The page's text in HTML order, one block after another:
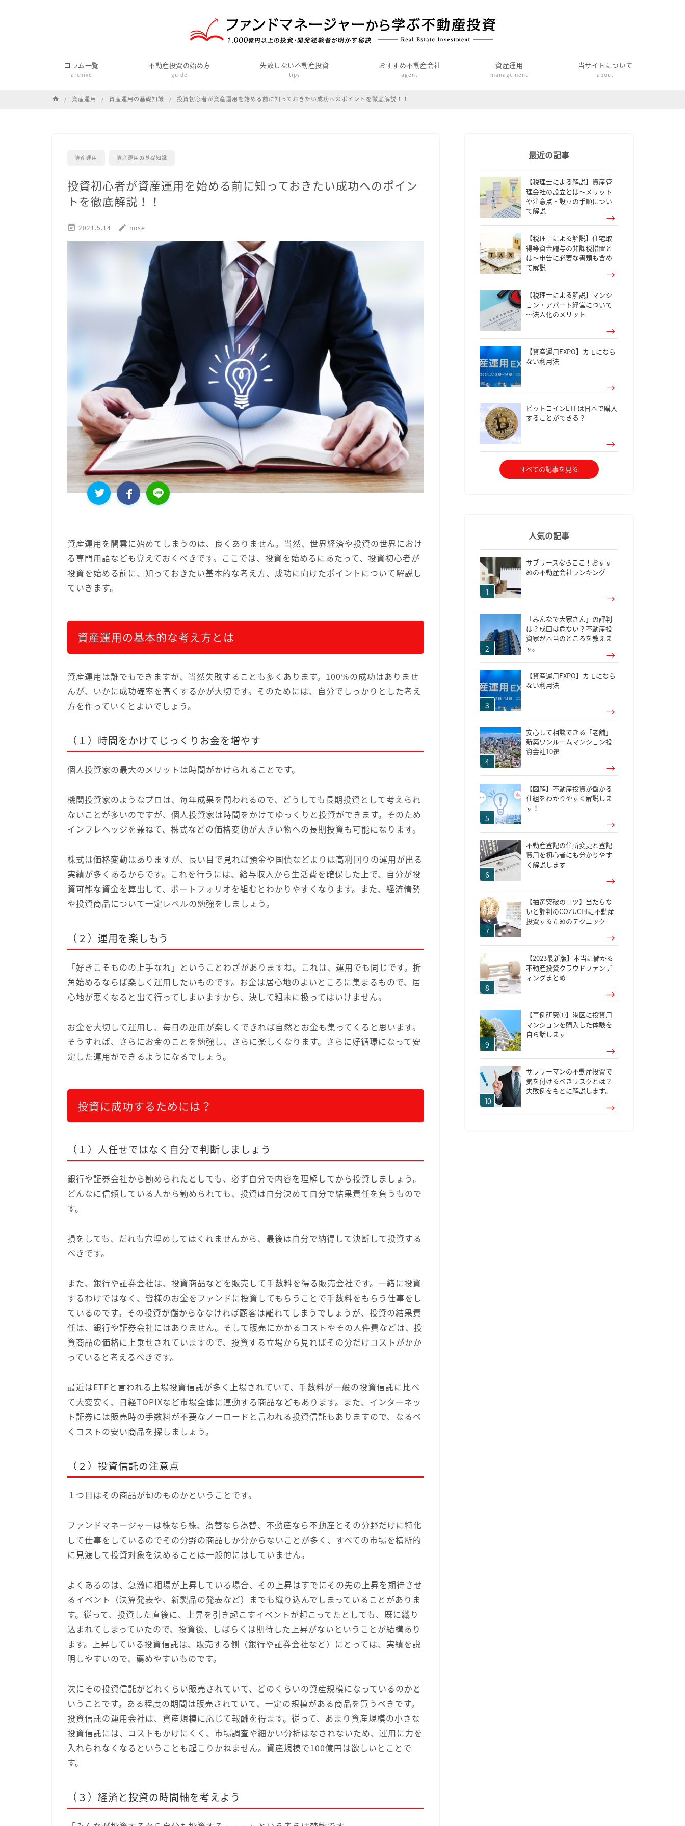
コラム一覧
archive
不動産投資の始め方
guide
失敗しない不動産投資
tips
おすすめ不動産会社
agent
資産運用
management
当サイトについて
about
home 資産運用 資産運用の基礎知識 投資初心者が資産運用を始める前に知っておきたい成功へのポイントを徹底解説！！
資産運用 資産運用の基礎知識
投資初心者が資産運用を始める前に知っておきたい成功へのポイン
トを徹底解説！！
 2021.5.14 edit nose
資産運用を闇雲に始めてしまうのは、良くありません。当然、世界経済や投資の世界におけ
る専門用語なども覚えておくべきです。ここでは、投資を始めるにあたって、投資初心者が
投資を始める前に、知っておきたい基本的な考え方、成功に向けたポイントについて解説し
ていきます。
資産運用の基本的な考え方とは
資産運用は誰でもできますが、当然失敗することも多くあります。100％の成功はありませ
んが、いかに成功確率を高くするかが大切です。そのためには、自分でしっかりとした考え
方を作っていくとよいでしょう。
（１）時間をかけてじっくりお金を増やす
個人投資家の最大のメリットは時間がかけられることです。
機関投資家のようなプロは、毎年成果を問われるので、どうしても長期投資として考えられ
ないことが多いのですが、個人投資家は時間をかけてゆっくりと投資ができます。そのため
インフレヘッジを兼ねて、株式などの価格変動が大きい物への長期投資も可能になります。
株式は価格変動はありますが、長い目で見れば預金や国債などよりは高利回りの運用が出る
実績が多くあるからです。これを行うには、給与収入から生活費を確保した上で、自分が投
資可能な資金を算出して、ポートフォリオを組むとわかりやすくなります。また、経済情勢
や投資商品について一定レベルの勉強をしましょう。
（２）運用を楽しもう
「好きこそものの上手なれ」ということわざがありますね。これは、運用でも同じです。折
角始めるならば楽しく運用したいものです。お金は居心地のよいところに集まるもので、居
心地が悪くなると出て行ってしまいますから、決して粗末に扱ってはいけません。
お金を大切して運用し、毎日の運用が楽しくできれば自然とお金も集ってくると思います。
そうすれば、さらにお金のことを勉強し、さらに楽しくなります。さらに好循環になって安
定した運用ができるようになるでしょう。
投資に成功するためには？
（１）人任せではなく自分で判断しましょう
銀行や証券会社から勧められたとしても、必ず自分で内容を理解してから投資しましょう。
どんなに信頼している人から勧められても、投資は自分決めて自分で結果責任を負うもので
す。
損をしても、だれも穴埋めしてはくれませんから、最後は自分で納得して決断して投資する
べきです。
また、銀行や証券会社は、投資商品などを販売して手数料を得る販売会社です。一緒に投資
するわけではなく、皆様のお金をファンドに投資してもらうことで手数料をもらう仕事をし
ているのです。その投資が儲からななければ顧客は離れてしまうでしょうが、投資の結果責
任は、銀行や証券会社にはありません。そして販売にかかるコストやその人件費などは、投
資商品の価格に上乗せされていますので、投資する立場から見ればその分だけコストがかか
っていると考えるべきです。
最近はETFと言われる上場投資信託が多く上場されていて、手数料が一般の投資信託に比べ
て大変安く、日経TOPIXなど市場全体に連動する商品などもあります。また、インターネッ
ト証券には販売時の手数料が不要なノーロードと言われる投資信託もありますので、なるべ
くコストの安い商品を探しましょう。
（２）投資信託の注意点
１つ目はその商品が旬のものかということです。
ファンドマネージャーは株なら株、為替なら為替、不動産なら不動産とその分野だけに特化
して仕事をしているのでその分野の商品しか分からないことが多く、すべての市場を横断的
に見渡して投資対象を決めることは一般的にはしていません。
よくあるのは、急激に相場が上昇している場合、その上昇はすでにその先の上昇を期待させ
るイベント（決算発表や、新製品の発表など）までも織り込んでしまっていることがありま
す。従って、投資した直後に、上昇を引き起こすイベントが起こってたとしても、既に織り
込まれてしまっていたので、投資後、しばらくは期待した上昇がないということが結構あり
ます。上昇している投資信託は、販売する側（銀行や証券会社など）にとっては、実績を説
明しやすいので、薦めやすいものです。
次にその投資信託がどれくらい販売されていて、どのくらいの資産規模になっているのかと
いうことです。ある程度の期間は販売されていて、一定の規模がある商品を買うべきです。
投資信託の運用会社は、資産規模に応じて報酬を得ます。従って、あまり資産規模の小さな
投資信託には、コストもかけにくく、市場調査や細かい分析はなされないため、運用に力を
入れられなくなるということも起こりかねません。資産規模で100億円は欲しいとことで
す。
（３）経済と投資の時間軸を考えよう
最近の記事
【税理士による解説】資産管
理会社の設立とは～メリット
や注意点・設立の手順につい
て解説
【税理士による解説】住宅取
得等資金贈与の非課税措置と
は～申告に必要な書類も含め
て解説
【税理士による解説】マンシ
ョン・アパート経営について
～法人化のメリット
【資産運用EXPO】カモになら
ない利用法
ビットコインETFは日本で購入
することができる？
すべての記事を見る
人気の記事
サブリースならここ！おすす
めの不動産会社ランキング
「みんなで大家さん」の評判
は？成田は危ない？不動産投
資家が本当のところを教えま
す。
【資産運用EXPO】カモになら
ない利用法
安心して相談できる「老舗」
新築ワンルームマンション投
資会社10選
【図解】不動産投資が儲かる
仕組をわかりやすく解説しま
す！
不動産登記の住所変更と登記
費用を初心者にも分かりやす
く解説します
【抽選突破のコツ】当たらな
いと評判のCOZUCHIに不動産
投資するためのテクニック
【2023最新版】本当に儲かる
不動産投資クラウドファンデ
ィングまとめ
【事例研究①】港区に投資用
マンションを購入した体験を
自ら話します
サラリーマンの不動産投資で
気を付けるべきリスクとは？
失敗例をもとに解説します。